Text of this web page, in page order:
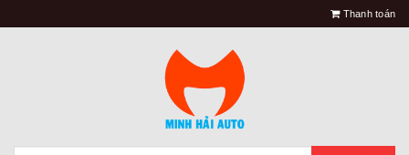
Thanh toán